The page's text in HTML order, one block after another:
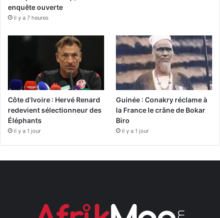
enquête ouverte
il y a 7 heures
Côte d’Ivoire : Hervé Renard
redevient sélectionneur des
Éléphants
il y a 1 jour
Guinée : Conakry réclame à
la France le crâne de Bokar
Biro
il y a 1 jour